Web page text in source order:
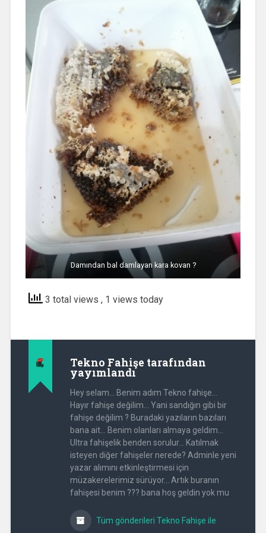
Damından bal damlayan kara kovan ?
3 total views , 1 views today
Tekno Fahişe tarafından
yayımlandı
Hey selam... Benim adım Tekno fahişe...
Hayır fahişe değilim... Yani sandığın gibi bir
fahişe değilim ? Buradaki yazıların bazıları
bana ait... Benim olanları almaya geldim...
Ultra fahişelik benden sorulur... Katılmak
isteyen diğer fahişeler nerede? Adminle yeni
yazar alımını etkinleştirmesi için
müzakerelerimiz sürüyor... Artık buranın
fahişesi benim ??? bana hoş geldin yok mu
Tüm gönderileri Tekno Fahişe ile